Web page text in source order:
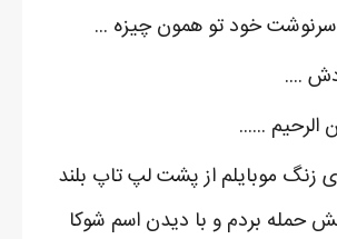
خود تو همون چیزه ...
....
الرحیم ......
زنگ موبایلم از پشت لپ تاپ بلند
حمله بردم و با دیدن اسم شوکا